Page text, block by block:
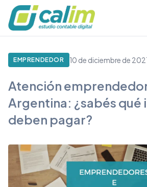
EMPRENDEDOR 10 de diciembre de
Atención
Argentina: ¿sabés qué
deben pagar?